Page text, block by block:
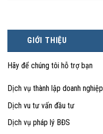
GIỚI THIỆU
Hãy để chúng tôi hỗ trợ bạn
Dịch vụ thành lập doanh nghiệp
Dịch vu tư vấn đầu tư
Dịch vụ pháp lý BĐS